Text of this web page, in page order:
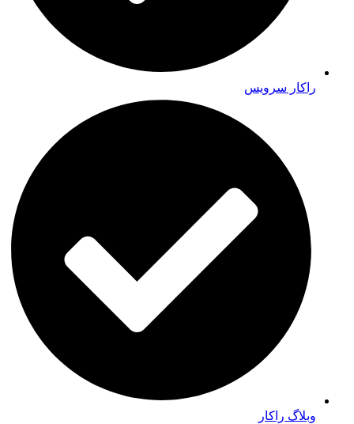
راکار سرویس
وبلاگ راکار